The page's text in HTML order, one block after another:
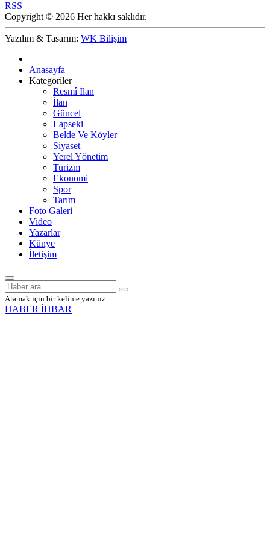
RSS
Copyright © 2026 Her hakkı saklıdır.
Yazılım & Tasarım: WK Bilişim
Anasayfa
Kategoriler
Resmî İlan
İlan
Güncel
Lapseki
Belde Ve Köyler
Siyaset
Yerel Yönetim
Turizm
Ekonomi
Spor
Tarım
Foto Galeri
Video
Yazarlar
Künye
İletişim
Aramak için bir kelime yazınız.
HABER İHBAR